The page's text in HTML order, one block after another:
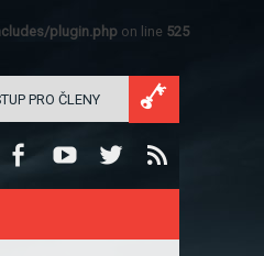
plugin.php on line 525
PRO ČLENY